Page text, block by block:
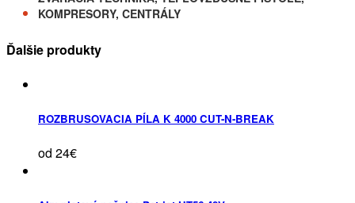
KOMPRESORY, CENTRÁLY
Ďalšie produkty
ROZBRUSOVACIA PÍLA K 4000 CUT-N-BREAK
od 24€